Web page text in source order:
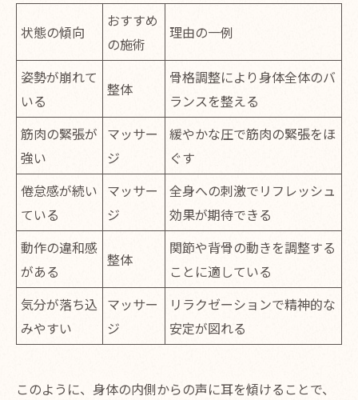
状態の傾向
おすすめ
の施術
理由の一例
姿勢が崩れて
いる
整体
骨格調整により身体全体のバ
ランスを整える
筋肉の緊張が
強い
マッサー
ジ
緩やかな圧で筋肉の緊張をほ
ぐす
倦怠感が続い
ている
マッサー
ジ
全身への刺激でリフレッシュ
効果が期待できる
動作の違和感
がある
整体
関節や背骨の動きを調整する
ことに適している
気分が落ち込
みやすい
マッサー
ジ
リラクゼーションで精神的な
安定が図れる
このように、身体の内側からの声に耳を傾けることで、